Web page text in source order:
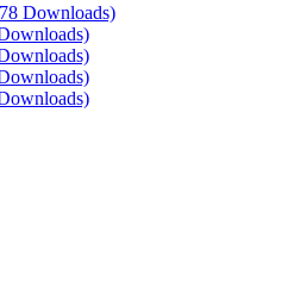
Downloads)